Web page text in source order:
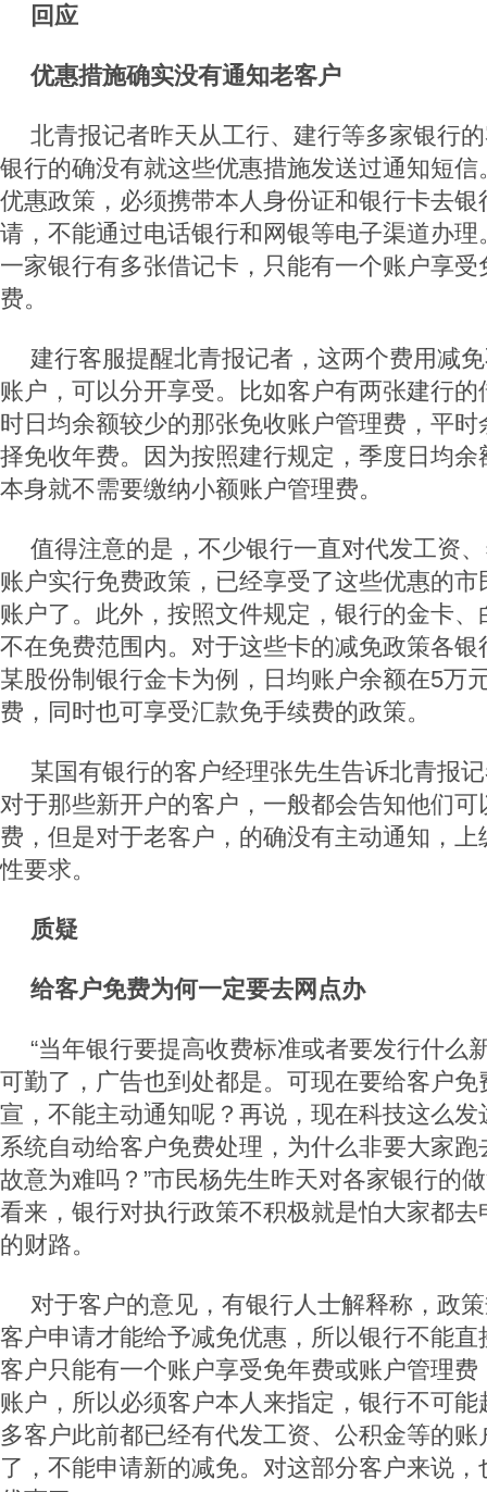
回应
优惠措施确实没有通知老客户
北青报记者昨天从工行、建行等多家银行
银行的确没有就这些优惠措施发送过通知短
优惠政策，必须携带本人身份证和银行卡去
请，不能通过电话银行和网银等电子渠道办
一家银行有多张借记卡，只能有一个账户享
费。
建行客服提醒北青报记者，这两个费用减
账户，可以分开享受。比如客户有两张建行
时日均余额较少的那张免收账户管理费，平
择免收年费。因为按照建行规定，季度日均
本身就不需要缴纳小额账户管理费。
值得注意的是，不少银行一直对代发工资
账户实行免费政策，已经享受了这些优惠的
账户了。此外，按照文件规定，银行的金卡
不在免费范围内。对于这些卡的减免政策各
某股份制银行金卡为例，日均账户余额在5万
费，同时也可享受汇款免手续费的政策。
某国有银行的客户经理张先生告诉北青报
对于那些新开户的客户，一般都会告知他们
费，但是对于老客户，的确没有主动通知，
性要求。
质疑
给客户免费为何一定要去网点办
“当年银行要提高收费标准或者要发行什么
可勤了，广告也到处都是。可现在要给客户
宣，不能主动通知呢？再说，现在科技这么
系统自动给客户免费处理，为什么非要大家
故意为难吗？”市民杨先生昨天对各家银行的
看来，银行对执行政策不积极就是怕大家都
的财路。
对于客户的意见，有银行人士解释称，政
客户申请才能给予减免优惠，所以银行不能
客户只能有一个账户享受免年费或账户管理
账户，所以必须客户本人来指定，银行不可
多客户此前都已经有代发工资、公积金等的
了，不能申请新的减免。对这部分客户来说